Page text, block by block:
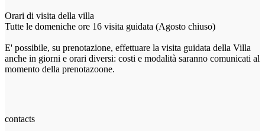
Orari di visita della villa
Tutte le domeniche ore 16 visita guidata (Agosto chiuso)
E' possibile, su prenotazione, effettuare la visita guidata della Villa
anche in giorni e orari diversi: costi e modalità saranno comunicati al
momento della prenotazoone.
contacts